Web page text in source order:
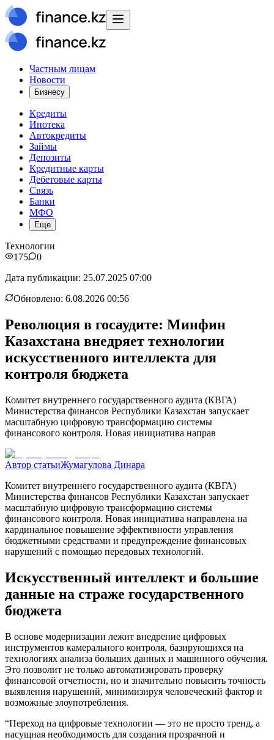
Частным лицам
Новости
Бизнесу
Кредиты
Ипотека
Автокредиты
Займы
Депозиты
Кредитные карты
Дебетовые карты
Связь
Банки
МФО
Еще
Технологии
175
0
Дата публикации: 25.07.2025 07:00
Обновлено: 6.08.2026 00:56
Революция в госаудите: Минфин
Казахстана внедряет технологии
искусственного интеллекта для
контроля бюджета
Комитет внутреннего государственного аудита (КВГА)
Министерства финансов Республики Казахстан запускает
масштабную цифровую трансформацию системы
финансового контроля. Новая инициатива направ
Автор статьиЖумагулова Динара
Комитет внутреннего государственного аудита (КВГА)
Министерства финансов Республики Казахстан запускает
масштабную цифровую трансформацию системы
финансового контроля. Новая инициатива направлена на
кардинальное повышение эффективности управления
бюджетными средствами и предупреждение финансовых
нарушений с помощью передовых технологий.
Искусственный интеллект и большие
данные на страже государственного
бюджета
В основе модернизации лежит внедрение цифровых
инструментов камерального контроля, базирующихся на
технологиях анализа больших данных и машинного обучения.
Это позволит не только автоматизировать проверку
финансовой отчетности, но и значительно повысить точность
выявления нарушений, минимизируя человеческий фактор и
возможные злоупотребления.
“Переход на цифровые технологии — это не просто тренд, а
насущная необходимость для создания прозрачной и